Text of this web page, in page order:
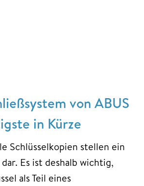
von ABUS
in Kürze
Schlüsselkopien stellen ein
Es ist deshalb wichtig,
als Teil eines